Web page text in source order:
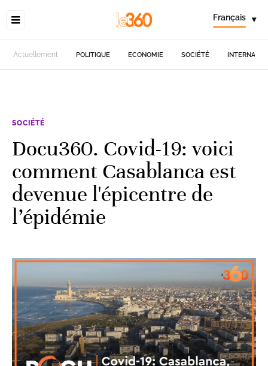
Français ▾
Actuellement POLITIQUE ECONOMIE SOCIÉTÉ
SOCIÉTÉ
Docu360. Covid-19: voici
comment Casablanca est
devenue l'épicentre de
l’épidémie